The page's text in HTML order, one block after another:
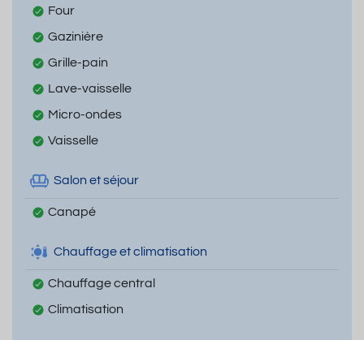
Four
Gazinière
Grille-pain
Lave-vaisselle
Micro-ondes
Vaisselle
Salon et séjour
Canapé
Chauffage et climatisation
Chauffage central
Climatisation